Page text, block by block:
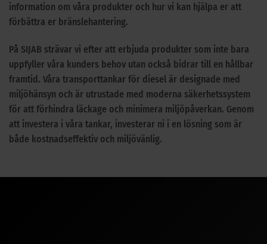
information om våra produkter och hur vi kan hjälpa er att
förbättra er bränslehantering.
På SIJAB strävar vi efter att erbjuda produkter som inte bara
uppfyller våra kunders behov utan också bidrar till en hållbar
framtid. Våra transporttankar för diesel är designade med
miljöhänsyn och är utrustade med moderna säkerhetssystem
för att förhindra läckage och minimera miljöpåverkan. Genom
att investera i våra tankar, investerar ni i en lösning som är
både kostnadseffektiv och miljövänlig.